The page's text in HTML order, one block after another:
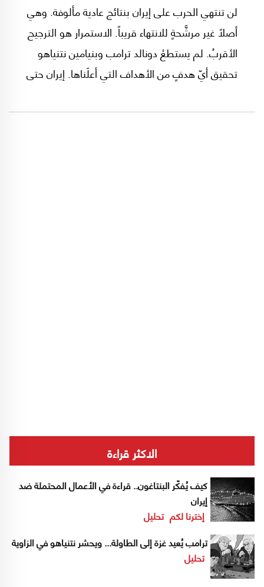
لن تنتهي الحرب على إيران بنتائج عادية مألوفة. وهي
أصلاً غير مرشَّحةٍ للانتهاء قريباً. الاستمرار هو الترجيح
الأقربُ. لم يستطعْ دونالد ترامب وبنيامين نتنياهو
تحقيق أيّ هدفٍ من الأهداف التي أعلَناها. إيران حتى
إلى حاسم: النظام لم يسقط. الدولة لم تتفكك.
الاكثر قراءة
كيف يُفكّر البنتاغون.. قراءة في الأعمال المحتملة ضد
إيران
إخترنا لكم تحليل
ترامب يُعيد غزة إلى الطاولة... ويحشر نتنياهو في الزاوية
تحليل